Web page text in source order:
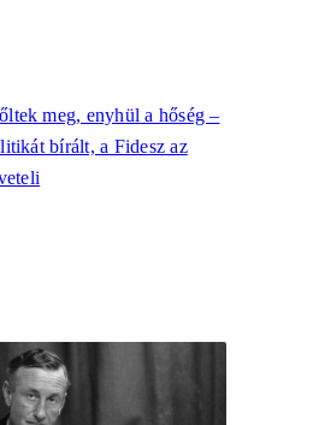
meg, enyhül a hőség –
bírált, a Fidesz az